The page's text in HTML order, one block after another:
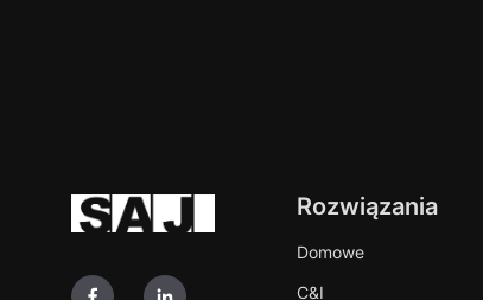
Rozwiązania
Domowe
C&I